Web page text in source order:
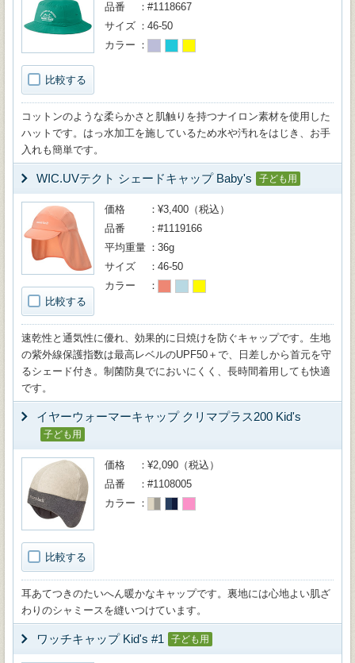
比較する
品番
#1118667
サイズ
46-50
カラー
コットンのような柔らかさと肌触りを持つナイロン素材を使用した
ハットです。はっ水加工を施しているため水や汚れをはじき、お手
入れも簡単です。
WIC.UVテクト シェードキャップ Baby's 子ども用
比較する
価格
¥3,400（税込）
品番
#1119166
平均重量
36g
サイズ
46-50
カラー
速乾性と通気性に優れ、効果的に日焼けを防ぐキャップです。生地
の紫外線保護指数は最高レベルのUPF50＋で、日差しから首元を守
るシェード付き。制菌防臭でにおいにくく、長時間着用しても快適
です。
イヤーウォーマーキャップ クリマプラス200 Kid's
子ども用
比較する
価格
¥2,090（税込）
品番
#1108005
カラー
耳あてつきのたいへん暖かなキャップです。裏地には心地よい肌ざ
わりのシャミースを縫いつけています。
ワッチキャップ Kid's #1 子ども用